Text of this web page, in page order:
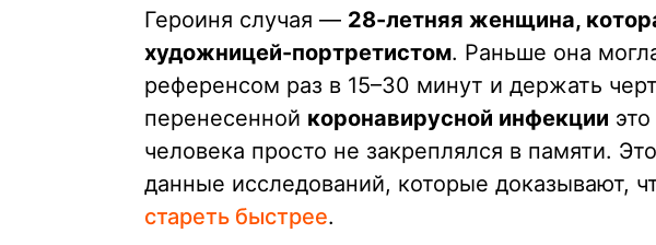
Героиня случая — 28-летняя женщина,
художницей-портретистом. Раньше она
референсом раз в 15–30 минут и держать
перенесенной коронавирусной инфекции
человека просто не закреплялся в памяти.
данные исследований, которые доказывают,
стареть быстрее.